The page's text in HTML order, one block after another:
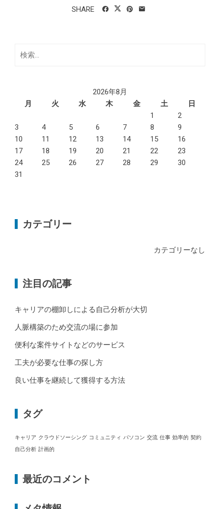
SHARE
索:
2026年8月
月
火 水 木 金 土
日
1
2
3
4 5 6 7 8
9
10
11 12 13 14 15
16
17
18 19 20 21 22
23
24
25 26 27 28 29
30
31
カテゴリー
カテゴリーなし
注目の記事
キャリアの棚卸しによる自己分析が大切
人脈構築のため交流の場に参加
便利な案件サイトなどのサービス
工夫が必要な仕事の探し方
良い仕事を継続して獲得する方法
タグ
キャリア クラウドソーシング コミュニティ パソコン 交流 仕事 効率的 契約
自己分析 計画的
最近のコメント